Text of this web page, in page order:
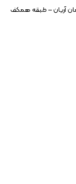
آریان – طبقه همکف